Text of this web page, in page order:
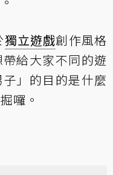
獨立遊戲創作風格
給大家不同的遊
」的目的是什麼
囉。